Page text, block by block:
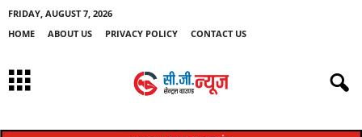
FRIDAY, AUGUST 7, 2026
HOME
ABOUT US PRIVACY POLICY CONTACT US